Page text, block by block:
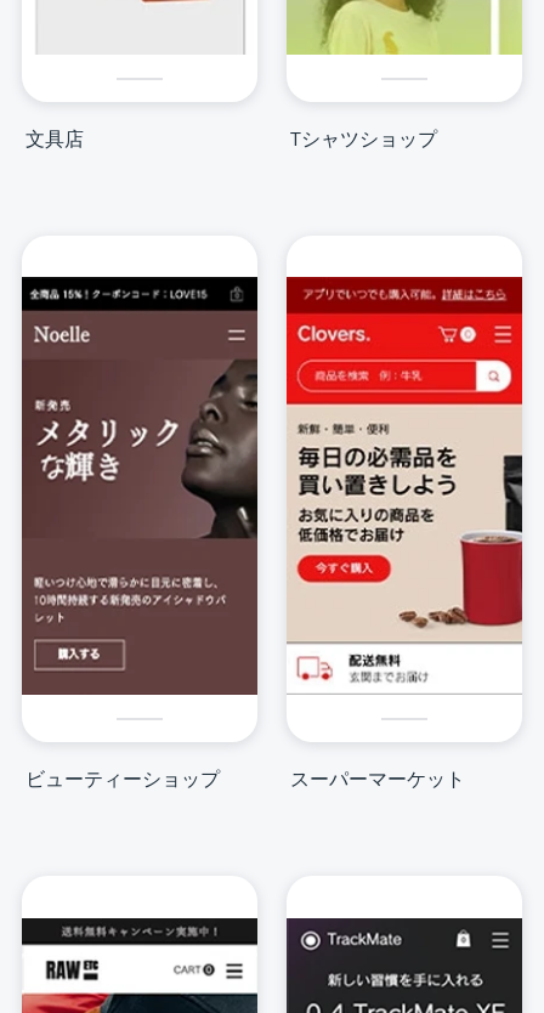
文具店 Tシャツショップ
ビューティーショップ スーパーマーケット